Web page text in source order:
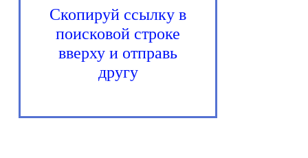
Скопируй ссылку в
поисковой строке
вверху и отправь
другу